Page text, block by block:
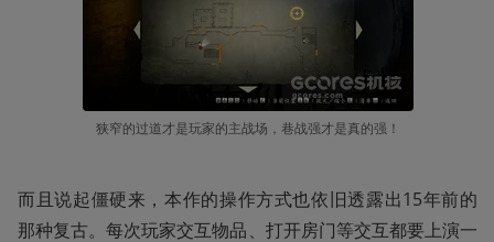
狭窄的过道才是玩家的主战场，巷战强才是真的强！
而且说起僵硬来，本作的操作方式也依旧透露出15年前的
那种复古。每次玩家交互物品、打开房门等交互都要上演一